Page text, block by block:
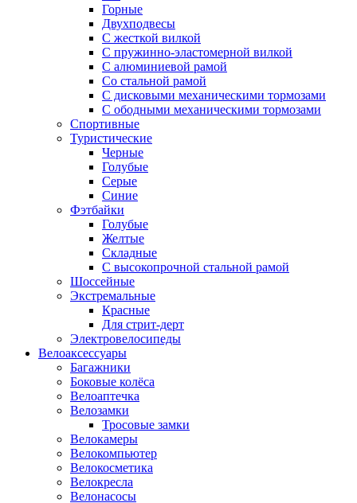
Горные
Двухподвесы
С жесткой вилкой
С пружинно-эластомерной вилкой
С алюминиевой рамой
Со стальной рамой
С дисковыми механическими тормозами
С ободными механическими тормозами
Спортивные
Туристические
Черные
Голубые
Серые
Синие
Фэтбайки
Голубые
Желтые
Складные
С высокопрочной стальной рамой
Шоссейные
Экстремальные
Красные
Для стрит-дерт
Электровелосипеды
Велоаксессуары
Багажники
Боковые колёса
Велоаптечка
Велозамки
Тросовые замки
Велокамеры
Велокомпьютер
Велокосметика
Велокресла
Велонасосы